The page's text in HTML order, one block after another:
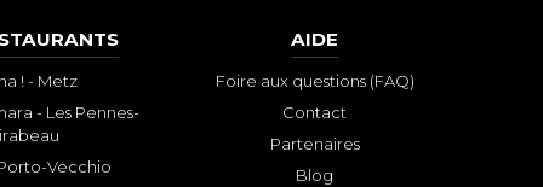
! - Metz
- Les Pennes-
Vecchio
AIDE
Foire aux questions (FAQ)
Contact
Partenaires
Blog